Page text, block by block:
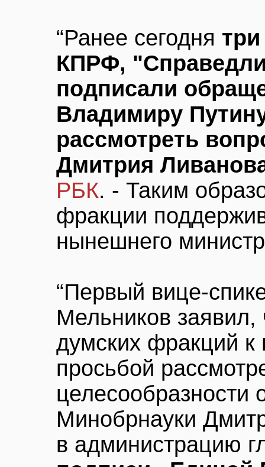
“Ранее сегодня
КПРФ,
подписали
Владимиру
рассмотреть
Дмитрия
РБК. - Таким
фракции
нынешнего
“Первый вице-
Мельников
думских фракций к
просьбой
целесообразности
Минобрнауки
в администрацию